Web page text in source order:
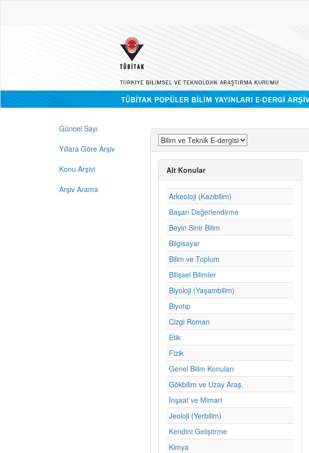
Güncel Sayı
Yıllara Göre Arşiv
Konu Arşivi
Arşiv Arama
Alt Konular
Arkeoloji (Kazıbilim)
Başarı Değerlendirme
Beyin Sinir Bilim
Bilgisayar
Bilim ve Toplum
Bilişsel Bilimler
Biyoloji (Yaşambilim)
Biyotıp
Cizgi Roman
Etik
Fizik
Genel Bilim Konuları
Gökbilim ve Uzay Araş.
İnşaat ve Mimari
Jeoloji (Yerbilim)
Kendini Geliştirme
Kimya